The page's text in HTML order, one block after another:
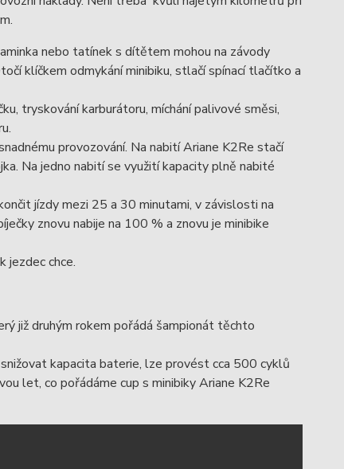
nebo tatínek s dítětem mohou na závody
klíčkem odmykání minibiku, stlačí spínací tlačítko a
tryskování karburátoru, míchání palivové směsi,
provozování. Na nabití Ariane K2Re stačí
Na jedno nabití se využití kapacity plně nabité
jízdy mezi 25 a 30 minutami, v závislosti na
znovu nabije na 100 % a znovu je minibike
jezdec chce.
již druhým rokem pořádá šampionát těchto
kapacita baterie, lze provést cca 500 cyklů
let, co pořádáme cup s minibiky Ariane K2Re